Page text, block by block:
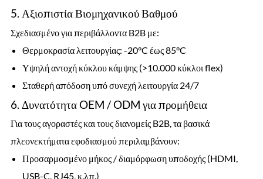
5. Αξιοπιστία Βιομηχανικού Βαθμού
Σχεδιασμένο για περιβάλλοντα B2B με:
Θερμοκρασία λειτουργίας: -20°C έως 85°C
Υψηλή αντοχή κύκλου κάμψης (>10.000 κύκλοι flex)
Σταθερή απόδοση υπό συνεχή λειτουργία 24/7
6. Δυνατότητα OEM / ODM για προμήθεια
Για τους αγοραστές και τους διανομείς B2B, τα βασικά
πλεονεκτήματα εφοδιασμού περιλαμβάνουν:
Προσαρμοσμένο μήκος / διαμόρφωση υποδοχής (HDMI,
USB-C, RJ45, κ.λπ.)